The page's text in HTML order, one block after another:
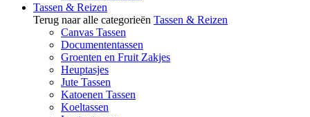
Tassen & Reizen
Terug naar alle categorieën Tassen & Reizen
Canvas Tassen
Documententassen
Groenten en Fruit Zakjes
Heuptasjes
Jute Tassen
Katoenen Tassen
Koeltassen